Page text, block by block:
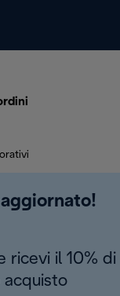
ricevi il 10% di
acquisto